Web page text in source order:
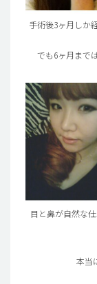
手術後3ヶ月しか
でも6ヶ月まで
目と鼻が自然な
本当